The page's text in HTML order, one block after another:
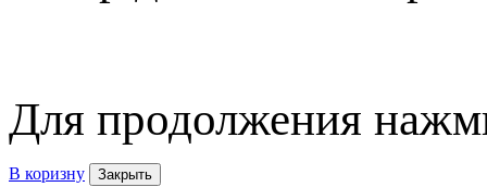
Для продолжения
В коризну Закрыть